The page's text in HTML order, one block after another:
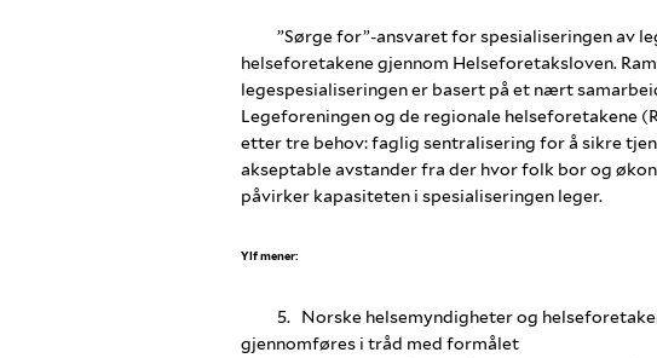
”Sørge for”-ansvaret for spesialiseringen av
helseforetakene gjennom Helseforetaksloven.
legespesialiseringen er basert på et nært
Legeforeningen og de regionale helseforetakene
etter tre behov: faglig sentralisering for å sikre
akseptable avstander fra der hvor folk bor og
påvirker kapasiteten i spesialiseringen leger.
Ylf mener:
5. Norske helsemyndigheter og
gjennomføres i tråd med formålet